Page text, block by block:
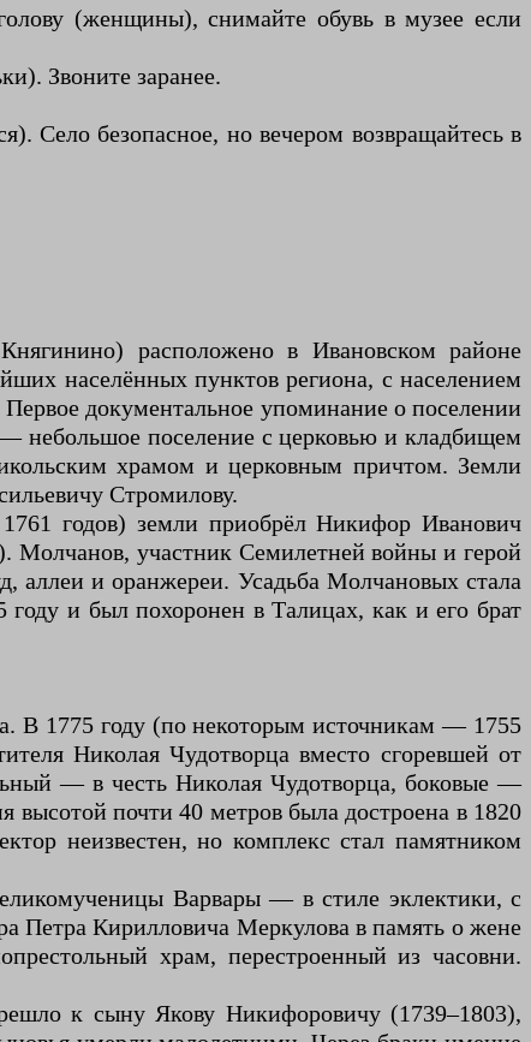
(женщины), снимайте обувь в музее если
Звоните заранее.
Село безопасное, но вечером возвращайтесь в
расположено в Ивановском районе
населённых пунктов региона, с населением
документальное упоминание о поселении
— небольшое поселение с церковью и кладбищем
храмом и церковным причтом. Земли
Стромилову.
годов) земли приобрёл Никифор Иванович
Молчанов, участник Семилетней войны и герой
аллеи и оранжереи. Усадьба Молчановых стала
и был похоронен в Талицах, как и его брат
В 1775 году (по некоторым источникам — 1755
Николая Чудотворца вместо сгоревшей от
— в честь Николая Чудотворца, боковые —
почти 40 метров была достроена в 1820
неизвестен, но комплекс стал памятником
Варвары — в стиле эклектики, с
Петра Кирилловича Меркулова в память о жене
храм, перестроенный из часовни.
к сыну Якову Никифоровичу (1739–1803),